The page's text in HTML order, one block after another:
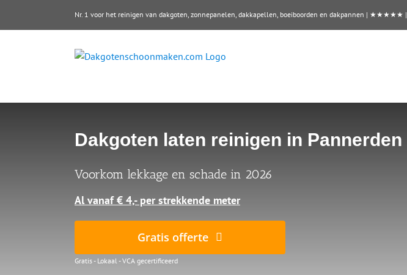
Nr. 1 voor het reinigen van dakgoten, zonnepanelen, dakkapellen, boeiboorden en dakpannen | ★★★★★ |
Dakgoten laten reinigen in Pannerden
Voorkom lekkage en schade in 2026
Al vanaf € 4,- per strekkende meter
Gratis offerte
Gratis - Lokaal - VCA gecertificeerd